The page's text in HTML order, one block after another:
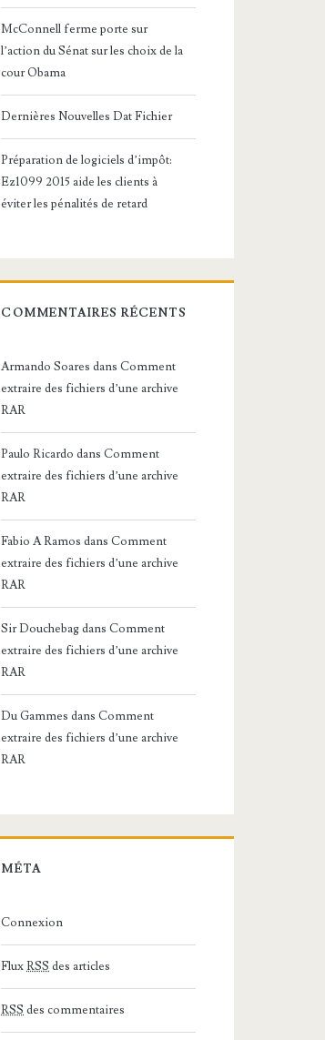
McConnell ferme porte sur
l’action du Sénat sur les choix de la
cour Obama
Dernières Nouvelles Dat Fichier
Préparation de logiciels d’impôt:
Ez1099 2015 aide les clients à
éviter les pénalités de retard
COMMENTAIRES RÉCENTS
Armando Soares dansComment
extraire des fichiers d’une archive
RAR
Paulo Ricardo dansComment
extraire des fichiers d’une archive
RAR
Fabio A Ramos dansComment
extraire des fichiers d’une archive
RAR
Sir DouchebagdansComment
extraire des fichiers d’une archive
RAR
Du Gammes dansComment
extraire des fichiers d’une archive
RAR
MÉTA
Connexion
FluxRSS des articles
RSS des commentaires